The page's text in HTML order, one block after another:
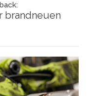
brandneuen